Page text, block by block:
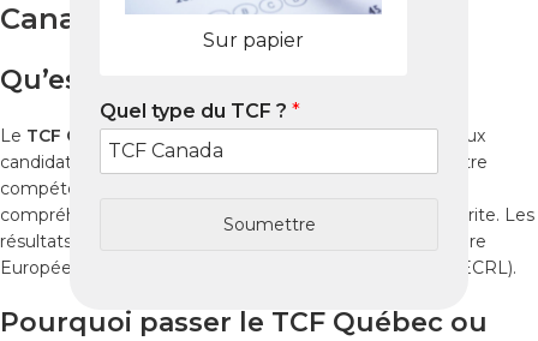
Sur papier
Quel type du TCF ? *
Soumettre
Canada à Graz
Qu’est-ce que le TCF Canada ?
Le TCF Canadaest un test officiel de français destiné aux
candidats à l’immigration et aux étudiants. Il évalue quatre
compétences principales : compréhension orale,
compréhension écrite, expression orale et expression écrite. Les
résultats permettent de situer votre niveau selon le Cadre
Européen Commun de Référence pour les Langues (CECRL).
Pourquoi passer le TCF Québec ou